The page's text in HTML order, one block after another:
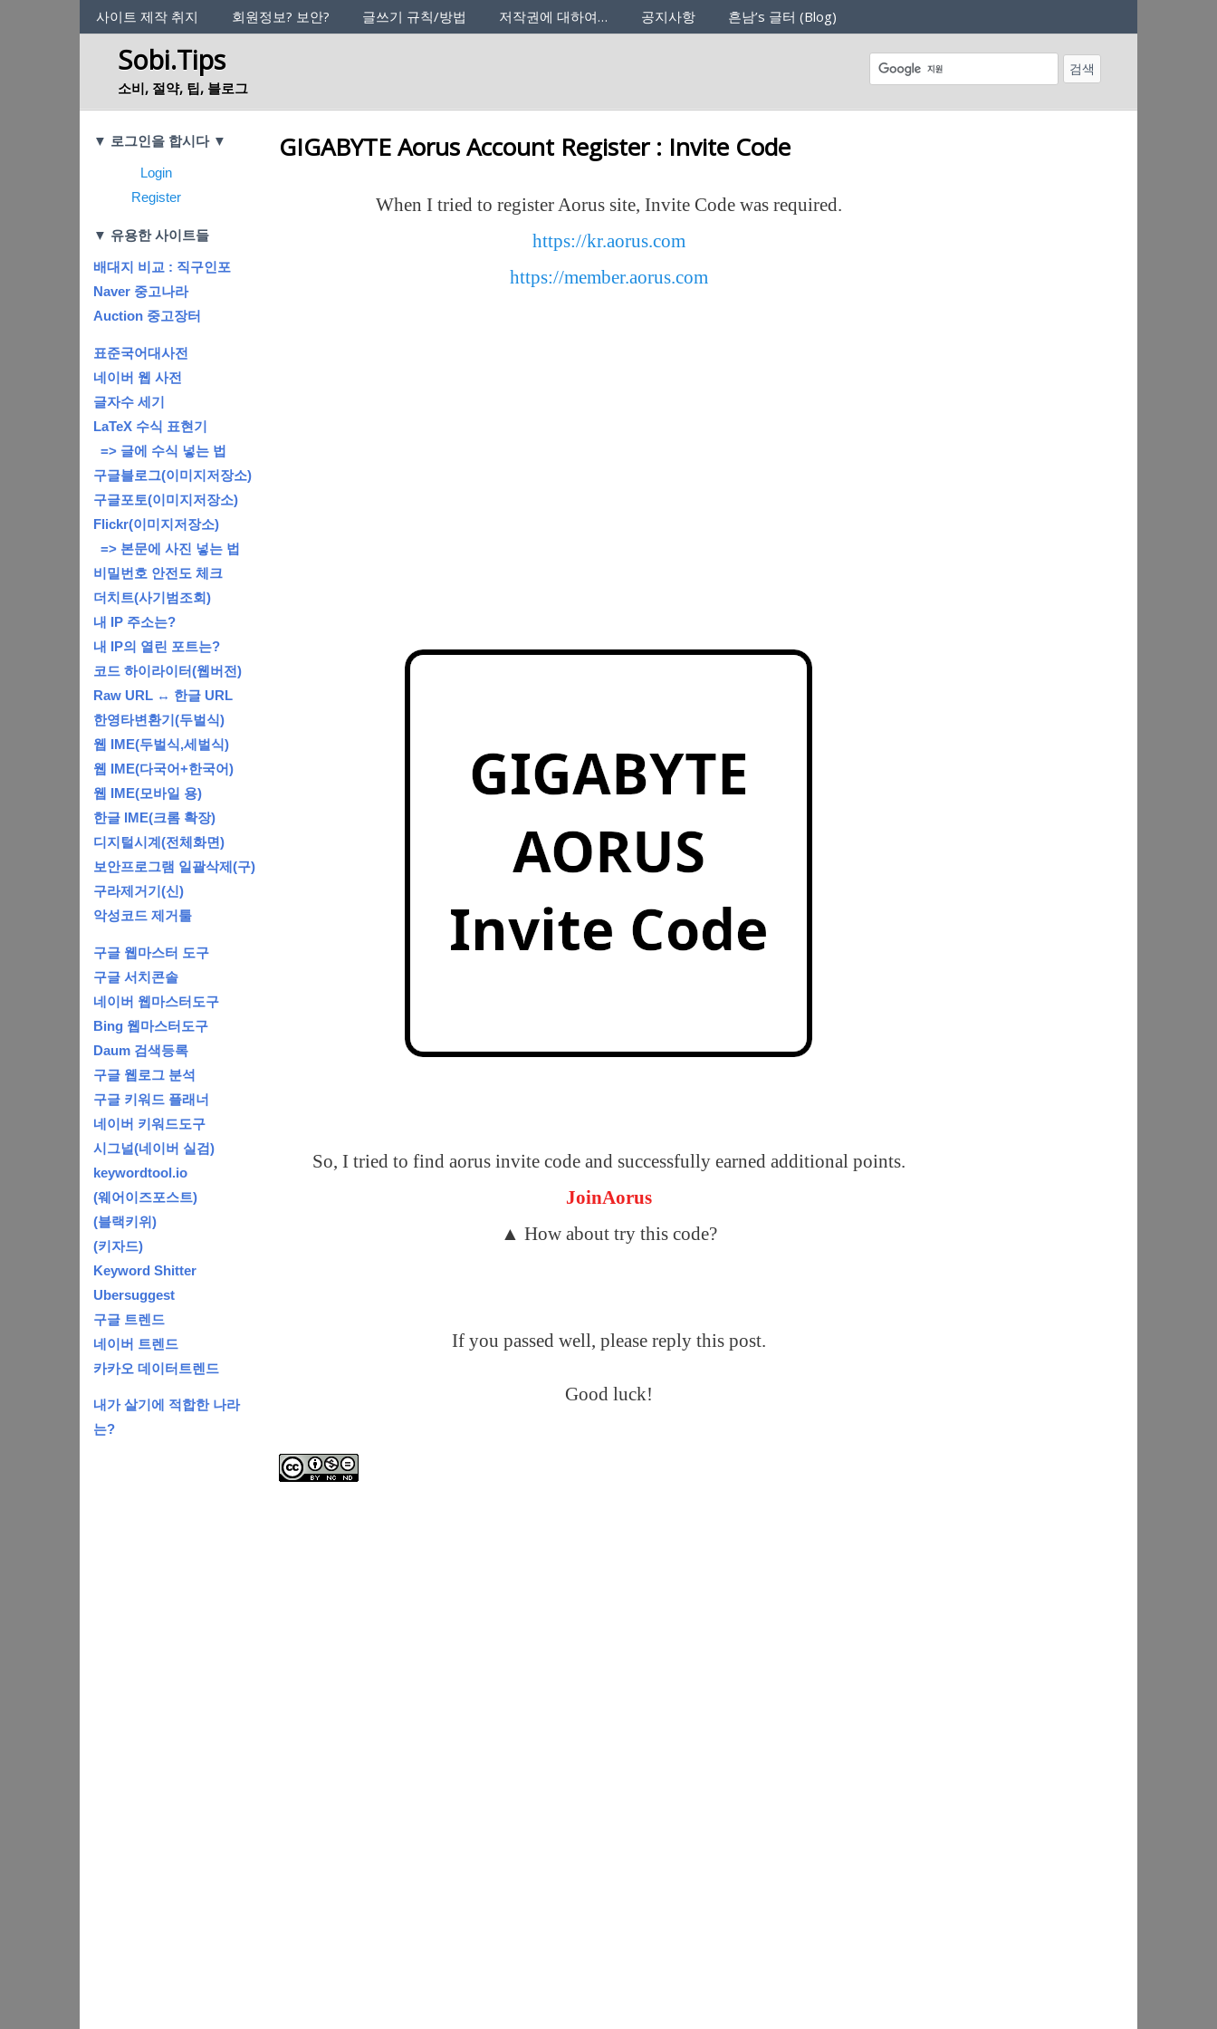
사이트의 정체성
사이트 제작 취지 회원정보? 보안? 글쓰기 규칙/방법 저작권에 대하여… 공지사항 흔남’s 글터 (Blog)
Sobi.Tips
소비, 절약, 팁, 블로그
Categories
GIGABYTE Aorus Account Register : Invite Code
When I tried to register Aorus site, Invite Code was required.
https://kr.aorus.com
https://member.aorus.com
So, I tried to find aorus invite code and successfully earned additional points.
JoinAorus
▲ How about try this code?
If you passed well, please reply this post.
Good luck!
▼ 로그인을 합시다 ▼
Login
Register
▼ 유용한 사이트들
배대지 비교 : 직구인포
Naver 중고나라
Auction 중고장터
표준국어대사전
네이버 웹 사전
글자수 세기
LaTeX 수식 표현기
=> 글에 수식 넣는 법
구글블로그(이미지저장소)
구글포토(이미지저장소)
Flickr(이미지저장소)
=> 본문에 사진 넣는 법
비밀번호 안전도 체크
더치트(사기범조회)
내 IP 주소는?
내 IP의 열린 포트는?
코드 하이라이터(웹버전)
Raw URL ↔ 한글 URL
한영타변환기(두벌식)
웹 IME(두벌식,세벌식)
웹 IME(다국어+한국어)
웹 IME(모바일 용)
한글 IME(크롬 확장)
디지털시계(전체화면)
보안프로그램 일괄삭제(구)
구라제거기(신)
악성코드 제거툴
구글 웹마스터 도구
구글 서치콘솔
네이버 웹마스터도구
Bing 웹마스터도구
Daum 검색등록
구글 웹로그 분석
구글 키워드 플래너
네이버 키워드도구
시그널(네이버 실검)
keywordtool.io
(웨어이즈포스트)
(블랙키위)
(키자드)
Keyword Shitter
Ubersuggest
구글 트렌드
네이버 트렌드
카카오 데이터트렌드
내가 살기에 적합한 나라
는?